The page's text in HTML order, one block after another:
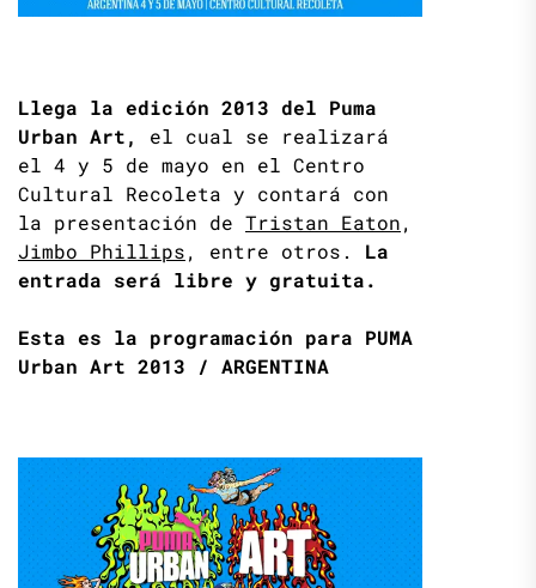
Llega la edición 2013 del Puma
Urban Art,
el cual se realizará
el 4 y 5 de mayo en el Centro
Cultural Recoleta y contará con
la presentación de Tristan Eaton,
Jimbo Phillips, entre otros. La
entrada será libre y gratuita.
Esta es la programación para PUMA
Urban Art 2013 / ARGENTINA